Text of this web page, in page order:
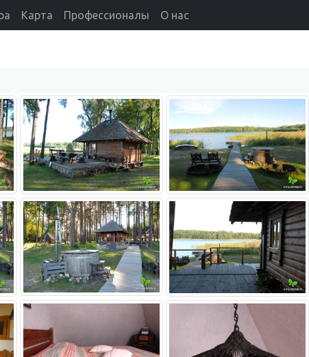
Карта Профессионалы О нас